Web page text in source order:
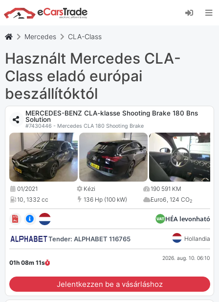
Telepítse az eCarsTrade webalkalmazást, adja
hozzá a kezdőképernyőhöz, és azonnali
Mercedes CLA-Class
Használt Mercedes CLA-
Class eladó európai
beszállítóktól
MERCEDES-BENZ CLA-klasse Shooting Brake 180 Bns
Solution
#7430446 - Mercedes CLA 180 Shooting Brake
01/2021 Kézi
190 591 KM
10, 1332 cc 136 Hp (100 kW) Euro6, 124 CO2
HÉA levonható
Tender: ALPHABET 116765 Hollandia
01h 08m 10s
2026. aug. 10. 06:10
Jelentkezzen be a vásárláshoz